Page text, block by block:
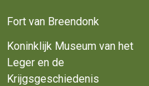
Fort van Breendonk
Koninklijk Museum van het
Leger en de
Krijgsgeschiedenis